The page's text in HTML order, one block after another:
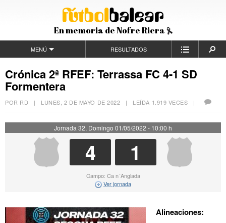
En memoria de Nofre Riera
MENÚ RESULTADOS
Crónica 2ª RFEF: Terrassa FC 4-1 SD
Formentera
POR RD | LUNES, 2 DE MAYO DE 2022 | LEÍDA 1.919 VECES |
Jornada 32, Domingo 01/05/2022 - 10:00 h
4 1
Campo: Ca n´Anglada
Ver jornada
Alineaciones: